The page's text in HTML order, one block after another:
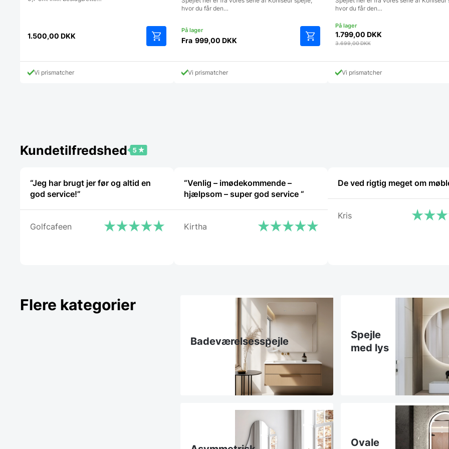
1.500,00 DKK
Vi prismatcher
hvor du får den…
Fra 999,00 DKK
vare
Vi prismatcher
hvor du får den…
1.799,00 DKK
3.699,00DKK
Vi prismatcher
Kundetilfredshed
“Jeg har brugt jer før og altid en
god service!”
Golfcafeen
“Venlig – imødekommende –
hjælpsom – super god service “
Kirtha
De ved rigtig meget om
Kris
Flere kategorier
Badeværelsesspejle
Spejle
med lys
Ovale